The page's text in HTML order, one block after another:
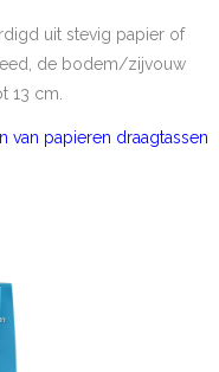
uit stevig papier of
de bodem/zijvouw
13 cm.
van papieren draagtassen